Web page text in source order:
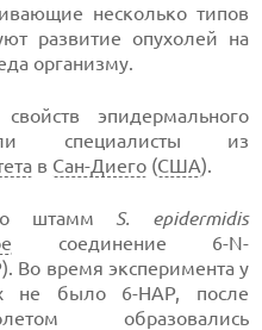
несколько типов
развитие опухолей на
организму.
эпидермального
специалисты из
в Сан-Диего (США).
штамм S. epidermidis
соединение 6-N-
Во время эксперимента у
не было 6-HAP, после
образовались